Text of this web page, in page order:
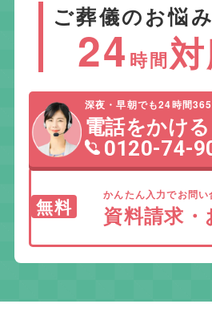
ご葬儀のお悩
24 時間
深夜・早朝でも24時間
電話をかける
0120-74-
無料
かんたん入力でお問い
資料請求・